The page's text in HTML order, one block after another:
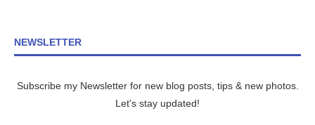
NEWSLETTER
Subscribe my Newsletter for new blog posts, tips & new photos.
Let's stay updated!